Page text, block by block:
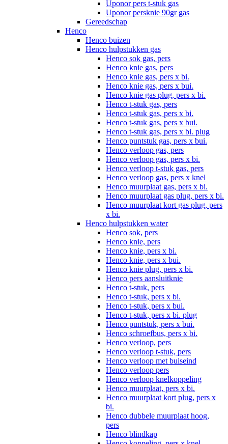
Uponor pers t-stuk gas
Uponor persknie 90gr gas
Gereedschap
Henco
Henco buizen
Henco hulpstukken gas
Henco sok gas, pers
Henco knie gas, pers
Henco knie gas, pers x bi.
Henco knie gas, pers x bui.
Henco knie gas plug, pers x bi.
Henco t-stuk gas, pers
Henco t-stuk gas, pers x bi.
Henco t-stuk gas, pers x bui.
Henco t-stuk gas, pers x bi. plug
Henco puntstuk gas, pers x bui.
Henco verloop gas, pers
Henco verloop gas, pers x bi.
Henco verloop t-stuk gas, pers
Henco verloop gas, pers x knel
Henco muurplaat gas, pers x bi.
Henco muurplaat gas plug, pers x bi.
Henco muurplaat kort gas plug, pers
x bi.
Henco hulpstukken water
Henco sok, pers
Henco knie, pers
Henco knie, pers x bi.
Henco knie, pers x bui.
Henco knie plug, pers x bi.
Henco pers aansluitknie
Henco t-stuk, pers
Henco t-stuk, pers x bi.
Henco t-stuk, pers x bui.
Henco t-stuk, pers x bi. plug
Henco puntstuk, pers x bui.
Henco schroefbus, pers x bi.
Henco verloop, pers
Henco verloop t-stuk, pers
Henco verloop met buiseind
Henco verloop pers
Henco verloop knelkoppeling
Henco muurplaat, pers x bi.
Henco muurplaat kort plug, pers x
bi.
Henco dubbele muurplaat hoog,
pers
Henco blindkap